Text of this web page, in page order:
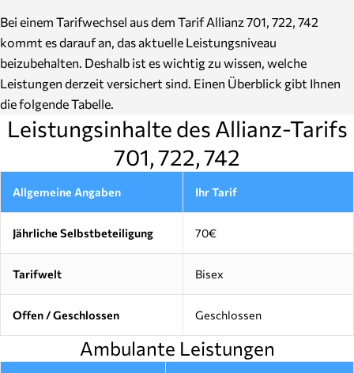
Bei einem Tarifwechsel aus dem Tarif Allianz 701, 722, 742
kommt es darauf an, das aktuelle Leistungsniveau
beizubehalten. Deshalb ist es wichtig zu wissen, welche
Leistungen derzeit versichert sind. Einen Überblick gibt Ihnen
die folgende Tabelle.
Leistungsinhalte des Allianz-Tarifs
701, 722, 742
Allgemeine Angaben Ihr Tarif
Jährliche Selbstbeteiligung 70€
Tarifwelt Bisex
Offen / Geschlossen Geschlossen
Ambulante Leistungen